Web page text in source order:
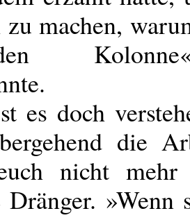
machen,
es doch
die
nicht mehr
Dränger. »Wenn